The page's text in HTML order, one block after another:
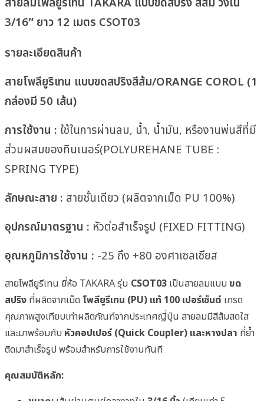
3/16″ ยาว 12 เมตร CSOT03
รายละเอียดสินค้า
สายโพลียูริเทน แบบขดสปริงสีส้ม/ORANGE COROL (1
กล่องมี 50 เส้น)
การใช้งาน : ใช้ในการผ่านลม, น้ำ, น้ำมัน, หรืองานพ่นสีที่มี
ส่วนผสมของทินเนอร์(POLYUREHANE TUBE :
SPRING TYPE)
ลักษณะสาย : สายชั้นเดียว (ผลิตจากเม็ด PU 100%)
อุปกรณ์มาตรฐาน : หัวต่อสำเร็จรูป (FIXED FITTING)
อุณหภูมิการใช้งาน : -25 ถึง +80 องศาเซลเซียส
สายโพลียูรีเทน ยี่ห้อ TAKARA รุ่น CSOT03 เป็นสายลมแบบ ขด
สปริง ที่ผลิตจากเม็ด โพลียูรีเทน (PU) แท้ 100 เปอร์เซ็นต์ เกรด
คุณภาพสูงเทียบเท่าผลิตภัณฑ์จากประเทศญี่ปุ่น สายลมมีสีส้มสดใส
และมาพร้อมกับ หัวคอปเปอร์ (Quick Coupler) และหางปลา ที่ย้ำ
ติดมาสำเร็จรูป พร้อมสำหรับการใช้งานทันที
คุณสมบัติหลัก: